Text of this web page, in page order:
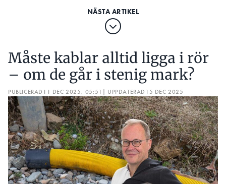
Måste kablar alltid ligga i rör
– om de går i stenig mark?
PUBLICERAD 11 DEC 2025, 05:51 | UPPDATERAD 15 DEC 2025